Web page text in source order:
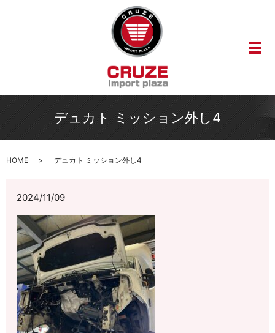
メ
デュカト ミッション外し4
HOME デュカト ミッション外し4
2024/11/09